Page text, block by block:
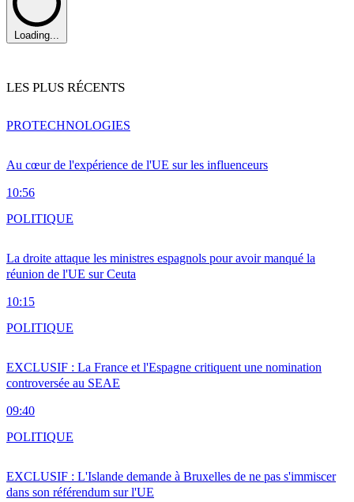
Loading...
LES PLUS RÉCENTS
Au cœur de l'expérience de l'UE sur les influenceurs
10:56
PROTECHNOLOGIES
La droite attaque les ministres espagnols pour avoir manqué la
réunion de l'UE sur Ceuta
10:15
POLITIQUE
EXCLUSIF : La France et l'Espagne critiquent une nomination
controversée au SEAE
09:40
POLITIQUE
EXCLUSIF : L'Islande demande à Bruxelles de ne pas s'immiscer
dans son référendum sur l'UE
POLITIQUE